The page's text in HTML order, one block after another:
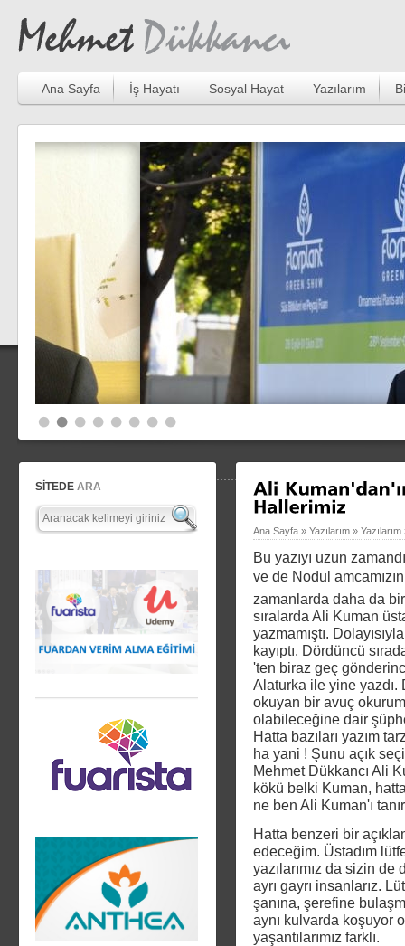
Ana Sayfa İş Hayatı Sosyal Hayat Yazılarım
SİTEDE ARA
Ana Sayfa » Yazılarım » Yazılarım
Bu yazıyı uzun
ve de Nodul
zamanlarda daha da
sıralarda Ali Kuman
yazmamıştı.
kayıptı. Dördüncü
'ten biraz geç
Alaturka ile yine yazdı.
okuyan bir avuç
olabileceğine dair
Hatta bazıları yazım
ha yani ! Şunu açık
Mehmet Dükkancı Ali
kökü belki Kuman,
ne ben Ali Kuman'ı
Hatta benzeri bir
edeceğim. Üstadım
yazılarımız da sizin
ayrı gayrı insanlarız.
şanına, şerefine
aynı kulvarda koşuyor
yaşantılarımız farklı.